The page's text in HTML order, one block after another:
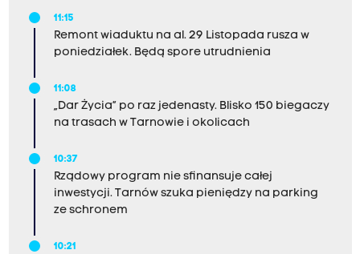
11:15
Remont wiaduktu na al. 29 Listopada rusza w
poniedziałek. Będą spore utrudnienia
11:08
„Dar Życia” po raz jedenasty. Blisko 150 biegaczy
na trasach w Tarnowie i okolicach
10:37
Rządowy program nie sfinansuje całej
inwestycji. Tarnów szuka pieniędzy na parking
ze schronem
10:21